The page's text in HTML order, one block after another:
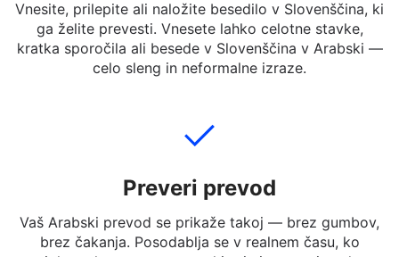
Dodaj besedilo
Vnesite, prilepite ali naložite besedilo v Slovenščina, ki
ga želite prevesti. Vnesete lahko celotne stavke,
Preveri prevod